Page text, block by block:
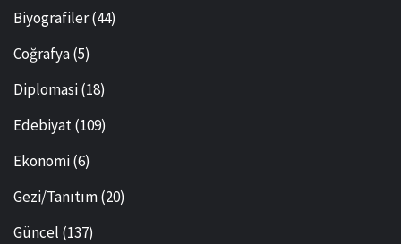
Biyografiler(44)
Coğrafya(5)
Diplomasi(18)
Edebiyat(109)
Ekonomi(6)
Gezi/Tanıtım(20)
Güncel (137)